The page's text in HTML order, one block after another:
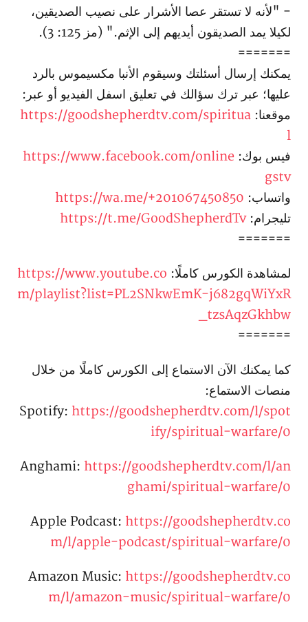
- "لأنه لا تستقر عصا الأشرار على نصيب الصديقين،
لكيلا يمد الصديقون أيديهم إلى الإثم." (مز 125: 3).
=======
يمكنك إرسال أسئلتك وسيقوم الأنبا مكسيموس بالرد
عليها؛ عبر ترك سؤالك في تعليق اسفل الفيديو أو عبر:
موقعنا: https://goodshepherdtv.com/spiritua
l
فيس بوك: https://www.facebook.com/online
gstv
واتساب: https://wa.me/+201067450850
تليجرام:https://t.me/GoodShepherdTv
=======
لمشاهدة الكورس كاملًا: https://www.youtube.co
m/playlist?list=PL2SNkwEmK-j682gqWiYxR
_tzsAqzGkhbw
=======
كما يمكنك الآن الاستماع إلى الكورس كاملًا من خلال
منصات الاستماع:
Spotify: https://goodshepherdtv.com/l/spot
ify/spiritual-warfare/0
Anghami: https://goodshepherdtv.com/l/an
ghami/spiritual-warfare/0
Apple Podcast: https://goodshepherdtv.co
m/l/apple-podcast/spiritual-warfare/0
Amazon Music: https://goodshepherdtv.co
m/l/amazon-music/spiritual-warfare/0